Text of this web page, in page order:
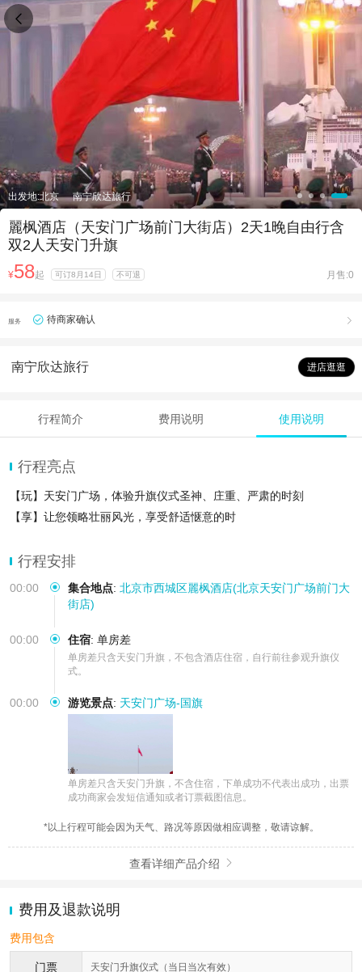
出发地:北京 南宁欣达旅行
麗枫酒店（天安门广场前门大街店）2天1晚自由行含
双2人天安门升旗
¥58起 可订8月14日 不可退 月售:0
服务 待商家确认 
南宁欣达旅行 进店逛逛
行程简介 费用说明 使用说明
行程亮点
【玩】天安门广场，体验升旗仪式圣神、庄重、严肃的时刻
【享】让您领略壮丽风光，享受舒适惬意的时
行程安排
00:00 集合地点: 北京市西城区麗枫酒店(北京天安门广场前门大
街店)
00:00 住宿: 单房差
单房差只含天安门升旗，不包含酒店住宿，自行前往参观升旗仪
式。
00:00 游览景点: 天安门广场-国旗
单房差只含天安门升旗，不含住宿，下单成功不代表出成功，出票
成功商家会发短信通知或者订票截图信息。
*以上行程可能会因为天气、路况等原因做相应调整，敬请谅解。
查看详细产品介绍 
费用及退款说明
费用包含
门票 天安门升旗仪式（当日当次有效）
